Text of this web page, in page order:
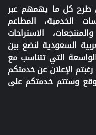
طرح كل ما يهمهم عبر
الخدمية، المطاعم
الاستراحات
السعودية لنضع بين
التي تتناسب مع
الإعلان عن خدمتكم
وستتم خدمتكم على